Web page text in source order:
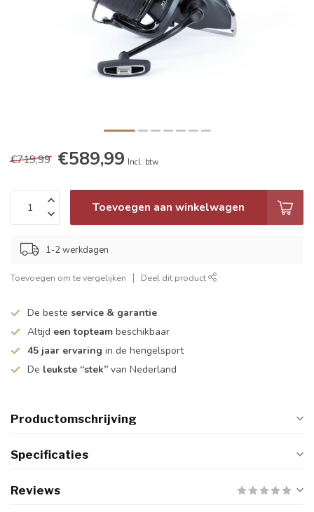
€719,99 €589,99 Incl. btw
Toevoegen aan winkelwagen
1-2 werkdagen
Toevoegen om te vergelijken Deel dit product
De beste service & garantie
Altijd een topteam beschikbaar
45 jaar ervaring in de hengelsport
De leukste “stek” van Nederland
Productomschrijving
Specificaties
Reviews